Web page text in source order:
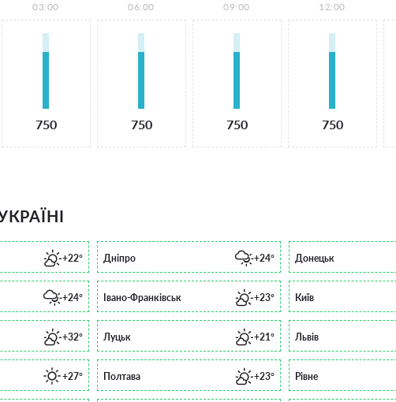
03:00
750
06:00
750
09:00
750
12:00
750
+22° Дніпро +24° Донецьк
+24° Івано-Франківськ +23° Київ
+32° Луцьк +21° Львів
+27° Полтава +23° Рівне